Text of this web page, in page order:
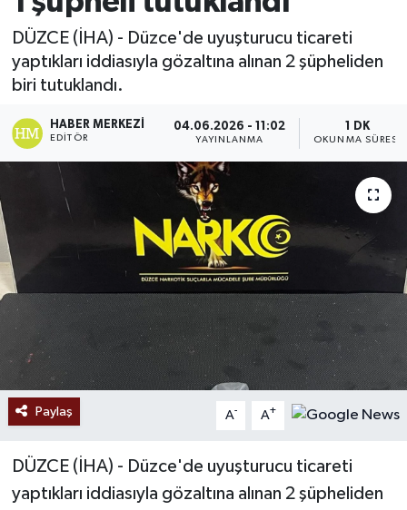
DÜZCE (İHA) - Düzce'de uyuşturucu ticareti
yaptıkları iddiasıyla gözaltına alınan 2 şüpheliden
biri tutuklandı.
HABER MERKEZI
EDITÖR
04.06.2026 - 11:02
YAYINLANMA
1 DK
OKUNMA SÜRESI
Paylaş A- A+
DÜZCE (İHA) - Düzce'de uyuşturucu ticareti
yaptıkları iddiasıyla gözaltına alınan 2 şüpheliden
Ekonomi
Sağlık
Tokat Haber